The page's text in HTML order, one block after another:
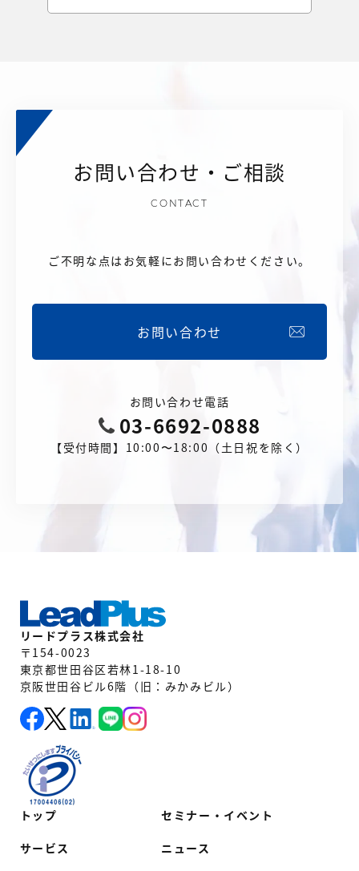
お問い合わせ・ご相談
CONTACT
ご不明な点はお気軽にお問い合わせください。
お問い合わせ
お問い合わせ電話
03-6692-0888
【受付時間】10:00〜18:00（土日祝を除く）
トップ
サービス
セミナー・イベント
ニュース
リードプラス株式会社
〒154-0023
東京都世田谷区若林1-18-10
京阪世田谷ビル6階（旧：みかみビル）